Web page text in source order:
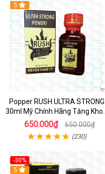
5
Popper RUSH ULTRA STRONG
30ml Mỹ Chính Hãng Tăng Khoái
Cảm
650.000₫ 650.000₫
(230)
-30%
5